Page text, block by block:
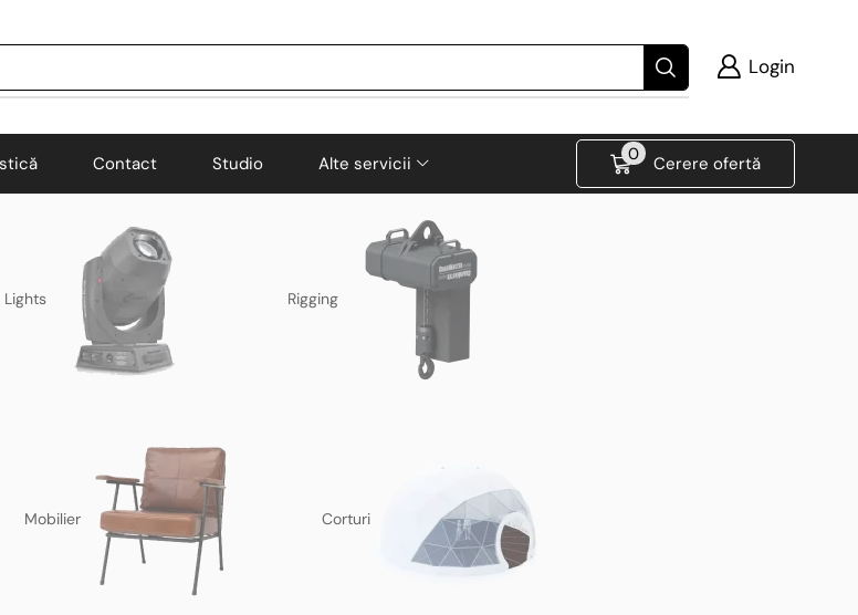
Login
Contact Studio Alte servicii 0 Cerere ofertă
Lights Rigging
Mobilier Corturi